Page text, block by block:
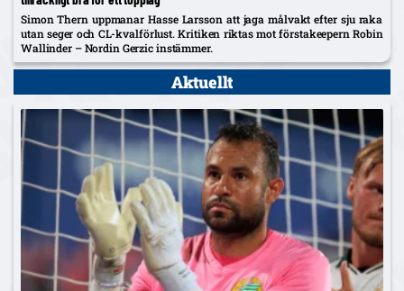
Simon Thern uppmanar Hasse Larsson att jaga målvakt efter sju raka
utan seger och CL-kvalförlust. Kritiken riktas mot förstakeepern Robin
Wallinder – Nordin Gerzic instämmer.
Aktuellt